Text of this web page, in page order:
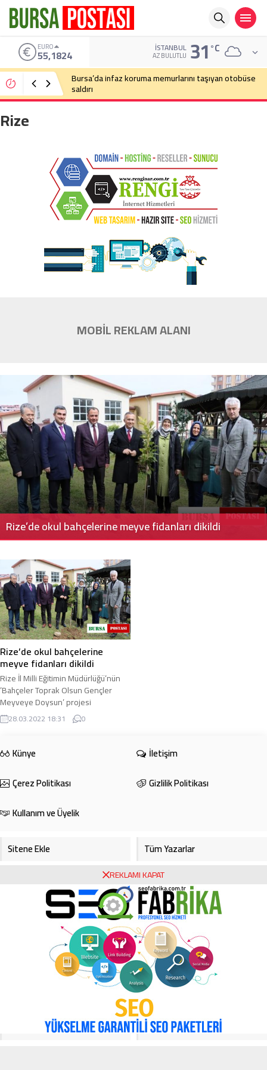
EURO
55,1824 İSTANBUL
AZ BULUTLU 31°C
Bursa’da infaz koruma memurlarını taşıyan otobüse
saldırı
Rize
MOBİL REKLAM ALANI
Rize’de okul bahçelerine meyve fidanları dikildi
Rize’de okul bahçelerine
meyve fidanları dikildi
Rize İl Milli Eğitimin Müdürlüğü’nün
’Bahçeler Toprak Olsun Gençler
Meyveye Doysun’ projesi
çerçevesinde şehirdeki okulların
bahçelerine meyve ...
28.03.2022 18:31 0
Künye
İletişim
Çerez Politikası
Gizlilik Politikası
Kullanım ve Üyelik
Sitene Ekle
Tüm Yazarlar
Foto Galeri
Video Galeri
Bursa Haberleri
Bursa Hava Durumu
Bursaspor
Ekonomi
Köşe Yazarları
Video Galeri
REKLAMI KAPAT